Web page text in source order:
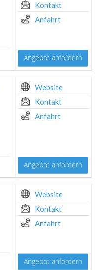
Kontakt
Anfahrt
Angebot anfordern
Website
Kontakt
Anfahrt
Angebot anfordern
Website
Kontakt
Anfahrt
Angebot anfordern